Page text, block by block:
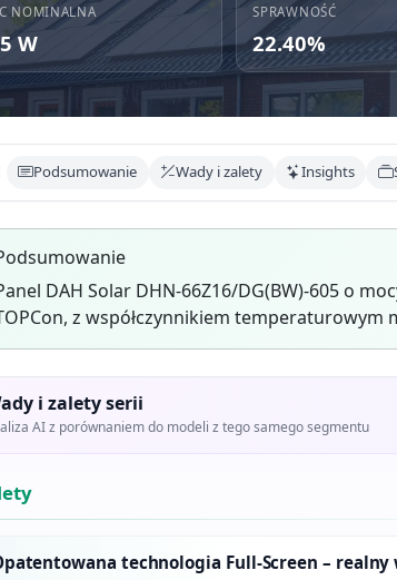
NOMINALNA
W
SPRAWNOŚĆ
22.40%
Podsumowanie Wady i zalety Insights
DAH Solar DHN-66Z16/DG(BW)-605 o
z współczynnikiem temperaturowym
i zalety serii
AI z porównaniem do modeli z tego samego segmentu
technologia Full-Screen – realny